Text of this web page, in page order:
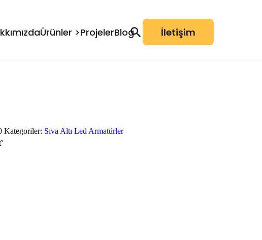
Ürünler >ProjelerBlog İletişim
Kategoriler: Sıva Altı Led Armatürler